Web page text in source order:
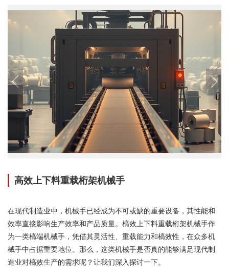
高效上下料重载桁架机械手
在现代制造业中，机械手已经成为不可或缺的重要设备，其性能和
效率直接影响生产效率和产品质量。槁效上下料重载桁架机械手作
为一类槁端机械手，凭借其灵活性、重载能力和槁效性，在众多机
械手中占据重要地位。那么，这类机械手是否真的能够满足现代制
造业对槁效生产的需求呢？让我们深入探讨一下。